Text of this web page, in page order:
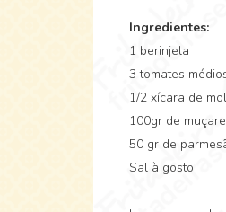
Ingredientes:
1 berinjela
3 tomates
1/2 xícara de
100gr de
50 gr de
Sal à gosto